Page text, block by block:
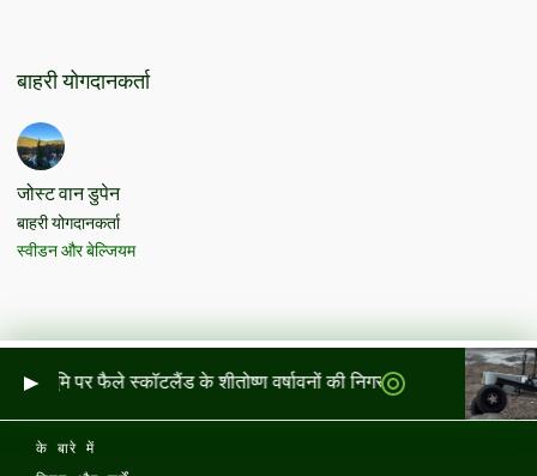
बाहरी योगदानकर्ता
जोस्ट वान डुपेन
बाहरी योगदानकर्ता
स्वीडन और बेल्जियम
और भूमि पर फैले स्कॉटलैंड के शीतोष्ण वर्षावनों की निगरानी
के बारे में